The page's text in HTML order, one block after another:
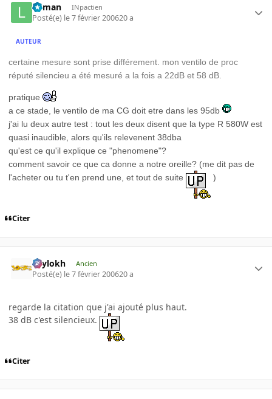
lolman INpactien
Posté(e) le 7 février 200620 a
AUTEUR
certaine mesure sont prise différement. mon ventilo de proc
réputé silencieu a été mesuré a la fois a 22dB et 58 dB.
pratique
a ce stade, le ventilo de ma CG doit etre dans les 95db
j'ai lu deux autre test : tout les deux disent que la type R 580W est
quasi inaudible, alors qu'ils relevenent 38dba
qu'est ce qu'il explique ce "phenomene"?
comment savoir ce que ca donne a notre oreille? (me dit pas de
l'acheter ou tu t'en prend une, et tout de suite
)
Citer
Psylokh Ancien
Posté(e) le 7 février 200620 a
regarde la citation que j'ai ajouté plus haut.
38 dB c'est silencieux.
Citer